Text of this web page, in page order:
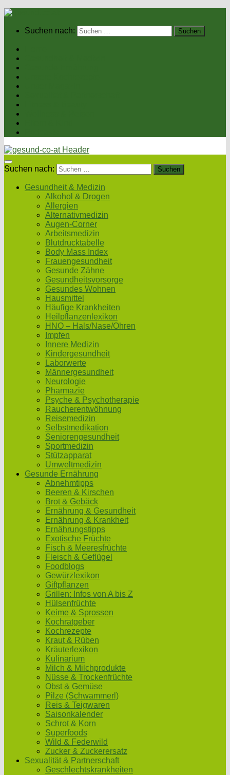
Suchen nach:
Suchen nach:
Gesundheit & Medizin
Alkohol & Drogen
Allergien
Alternativmedizin
Augen-Corner
Arbeitsmedizin
Blutdrucktabelle
Body Mass Index
Frauengesundheit
Gesunde Zähne
Gesundheitsvorsorge
Gesundes Wohnen
Hausmittel
Häufige Krankheiten
Heilpflanzenlexikon
HNO – Hals/Nase/Ohren
Impfen
Innere Medizin
Kindergesundheit
Laborwerte
Männergesundheit
Neurologie
Pharmazie
Psyche & Psychotherapie
Raucherentwöhnung
Reisemedizin
Selbstmedikation
Seniorengesundheit
Sportmedizin
Stützapparat
Umweltmedizin
Gesunde Ernährung
Abnehmtipps
Beeren & Kirschen
Brot & Gebäck
Ernährung & Gesundheit
Ernährung & Krankheit
Ernährungstipps
Exotische Früchte
Fisch & Meeresfrüchte
Fleisch & Geflügel
Foodblogs
Gewürzlexikon
Giftpflanzen
Grillen: Infos von A bis Z
Hülsenfrüchte
Keime & Sprossen
Kochratgeber
Kochrezepte
Kraut & Rüben
Kräuterlexikon
Kulinarium
Milch & Milchprodukte
Nüsse & Trockenfrüchte
Obst & Gemüse
Pilze (Schwammerl)
Reis & Teigwaren
Saisonkalender
Schrot & Korn
Superfoods
Wild & Federwild
Zucker & Zuckerersatz
Sexualität & Partnerschaft
Geschlechtskrankheiten